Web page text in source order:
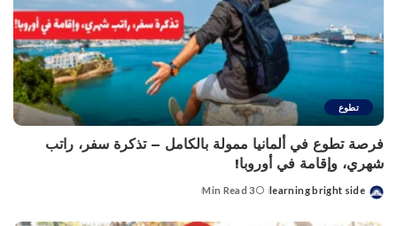
تطوع
فرصة تطوع في ألمانيا ممولة بالكامل – تذكرة سفر، راتب
شهري، وإقامة في أوروبا!
Posted
learning bright side
3 Min Read